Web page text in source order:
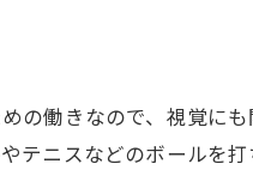
の働きなので、視覚に
テニスなどのボールを